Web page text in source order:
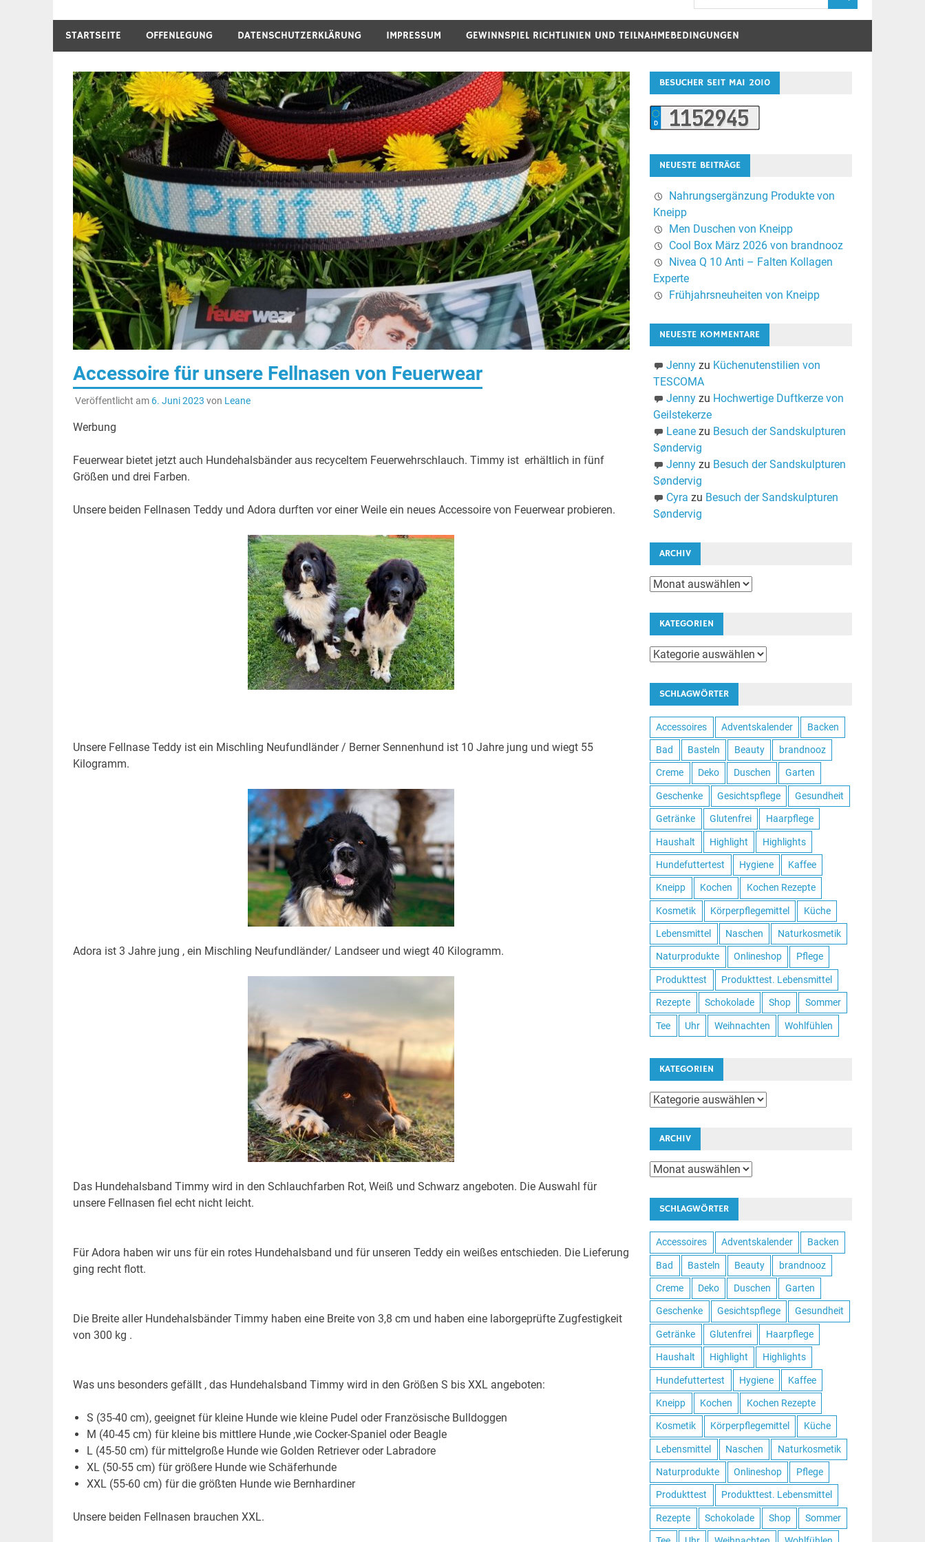
STARTSEITE OFFENLEGUNG DATENSCHUTZERKLÄRUNG IMPRESSUM GEWINNSPIEL RICHTLINIEN UND TEILNAHMEBEDINGUNGEN
Accessoire für unsere Fellnasen von Feuerwear
Veröffentlicht am 6. Juni 2023 von Leane
Werbung
Feuerwear bietet jetzt auch Hundehalsbänder aus recyceltem Feuerwehrschlauch. Timmy ist erhältlich in fünf
Größen und drei Farben.
Unsere beiden Fellnasen Teddy und Adora durften vor einer Weile ein neues Accessoire von Feuerwear probieren.
Unsere Fellnase Teddy ist ein Mischling Neufundländer / Berner Sennenhund ist 10 Jahre jung und wiegt 55
Kilogramm.
Adora ist 3 Jahre jung , ein Mischling Neufundländer/ Landseer und wiegt 40 Kilogramm.
Das Hundehalsband Timmy wird in den Schlauchfarben Rot, Weiß und Schwarz angeboten. Die Auswahl für
unsere Fellnasen fiel echt nicht leicht.
Für Adora haben wir uns für ein rotes Hundehalsband und für unseren Teddy ein weißes entschieden. Die Lieferung
ging recht flott.
Die Breite aller Hundehalsbänder Timmy haben eine Breite von 3,8 cm und haben eine laborgeprüfte Zugfestigkeit
von 300 kg .
Was uns besonders gefällt , das Hundehalsband Timmy wird in den Größen S bis XXL angeboten:
S (35-40 cm), geeignet für kleine Hunde wie kleine Pudel oder Französische Bulldoggen
M (40-45 cm) für kleine bis mittlere Hunde ,wie Cocker-Spaniel oder Beagle
L (45-50 cm) für mittelgroße Hunde wie Golden Retriever oder Labradore
XL (50-55 cm) für größere Hunde wie Schäferhunde
XXL (55-60 cm) für die größten Hunde wie Bernhardiner
Unsere beiden Fellnasen brauchen XXL.
BESUCHER SEIT MAI 2010
NEUESTE BEITRÄGE
Nahrungsergänzung Produkte von
Kneipp
Men Duschen von Kneipp
Cool Box März 2026 von brandnooz
Nivea Q 10 Anti – Falten Kollagen
Experte
Frühjahrsneuheiten von Kneipp
NEUESTE KOMMENTARE
Jennyzu Küchenutenstilien von
TESCOMA
Jennyzu Hochwertige Duftkerze von
Geilstekerze
Leanezu Besuch der Sandskulpturen
Søndervig
Jennyzu Besuch der Sandskulpturen
Søndervig
Cyra zu Besuch der Sandskulpturen
Søndervig
ARCHIV
Archiv
KATEGORIEN
Kategorien
SCHLAGWÖRTER
Accessoires Adventskalender Backen
Bad Basteln Beauty brandnooz
Creme Deko Duschen Garten
Geschenke Gesichtspflege Gesundheit
Getränke Glutenfrei Haarpflege
Haushalt Highlight Highlights
Hundefuttertest Hygiene Kaffee
Kneipp Kochen Kochen Rezepte
Kosmetik Körperpflegemittel Küche
Lebensmittel Naschen Naturkosmetik
Naturprodukte Onlineshop Pflege
Produkttest Produkttest. Lebensmittel
Rezepte Schokolade Shop Sommer
Tee Uhr Weihnachten Wohlfühlen
KATEGORIEN
Kategorien
ARCHIV
Archiv
SCHLAGWÖRTER
Accessoires Adventskalender Backen
Bad Basteln Beauty brandnooz
Creme Deko Duschen Garten
Geschenke Gesichtspflege Gesundheit
Getränke Glutenfrei Haarpflege
Haushalt Highlight Highlights
Hundefuttertest Hygiene Kaffee
Kneipp Kochen Kochen Rezepte
Kosmetik Körperpflegemittel Küche
Lebensmittel Naschen Naturkosmetik
Naturprodukte Onlineshop Pflege
Produkttest Produkttest. Lebensmittel
Rezepte Schokolade Shop Sommer